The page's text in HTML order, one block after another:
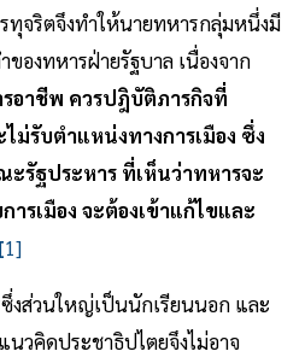
จริตจึงทำให้นายทหารกลุ่มหนึ่งมี
องทหารฝ่ายรัฐบาล เนื่องจาก
อาชีพ ควรปฎิบัติภารกิจที่
ม่รับตำแหน่งทางการเมือง ซึ่ง
รัฐประหาร ที่เห็นว่าทหารจะ
รเมือง จะต้องเข้าแก้ไขและ
[1]
งส่วนใหญ่เป็นนักเรียนนอก และ
วคิดประชาธิปไตยจึงไม่อาจ